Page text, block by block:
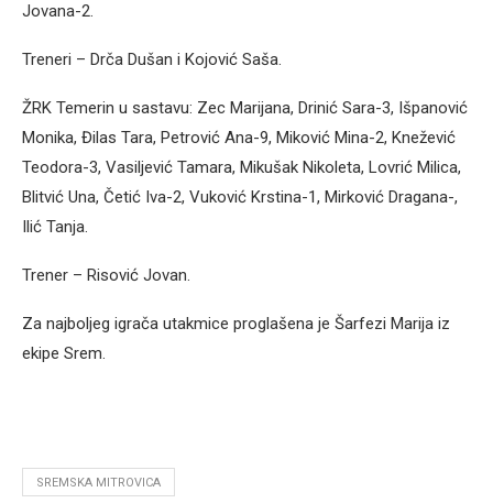
Jovana-2.
Treneri – Drča Dušan i Kojović Saša.
ŽRK Temerin u sastavu: Zec Marijana, Drinić Sara-3, Išpanović
Monika, Đilas Tara, Petrović Ana-9, Miković Mina-2, Knežević
Teodora-3, Vasiljević Tamara, Mikušak Nikoleta, Lovrić Milica,
Blitvić Una, Četić Iva-2, Vuković Krstina-1, Mirković Dragana-,
Ilić Tanja.
Trener – Risović Jovan.
Za najboljeg igrača utakmice proglašena je Šarfezi Marija iz
ekipe Srem.
SREMSKA MITROVICA